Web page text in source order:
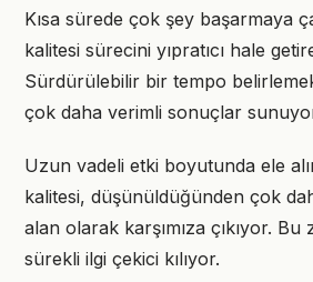
Kısa sürede çok şey başarmaya
kalitesi sürecini yıpratıcı hale
Sürdürülebilir bir tempo
çok daha verimli sonuçlar
Uzun vadeli etki boyutunda ele
kalitesi, düşünüldüğünden çok
alan olarak karşımıza çıkıyor.
sürekli ilgi çekici kılıyor.